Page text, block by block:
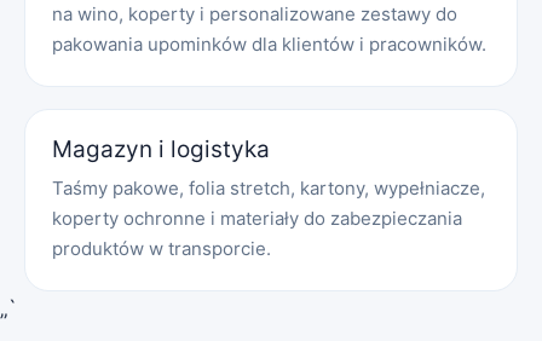
na wino, koperty i personalizowane zestawy do
pakowania upominków dla klientów i pracowników.
Magazyn i logistyka
Taśmy pakowe, folia stretch, kartony, wypełniacze,
koperty ochronne i materiały do zabezpieczania
produktów w transporcie.
„`